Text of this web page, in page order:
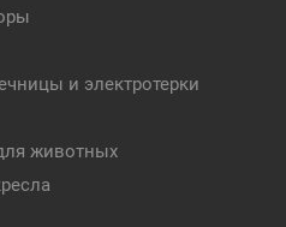
и электротерки
животных